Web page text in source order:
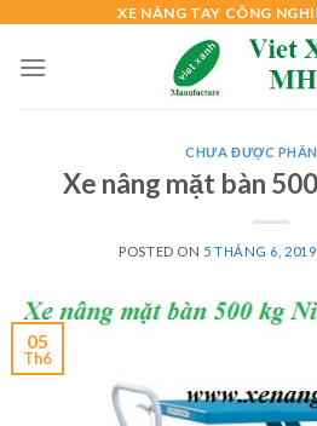
content
XE NÂNG TAY CÔNG
CHƯA ĐƯỢC
Xe nâng mặt bàn
POSTED ON 5 THÁNG 6, 2019
05
Th6